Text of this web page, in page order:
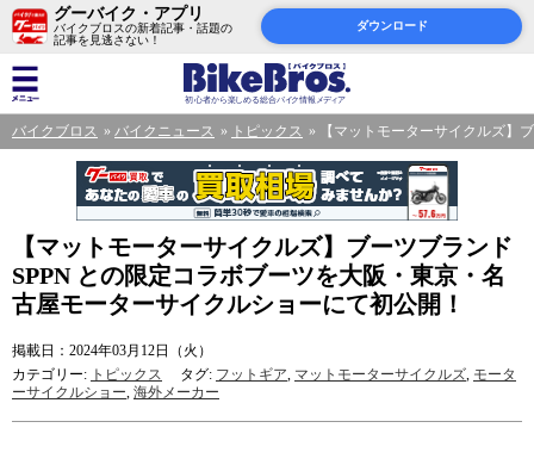
グーバイク・アプリ
バイクブロスの新着記事・話題の
記事を見逃さない！
ダウンロード
バイクブロス バイクニュース トピックス 【マットモーターサイクルズ】
【マットモーターサイクルズ】ブーツブランド
SPPN との限定コラボブーツを大阪・東京・名
古屋モーターサイクルショーにて初公開！
掲載日：2024年03月12日（火）
カテゴリー: トピックス タグ: フットギア, マットモーターサイクルズ, モータ
ーサイクルショー, 海外メーカー